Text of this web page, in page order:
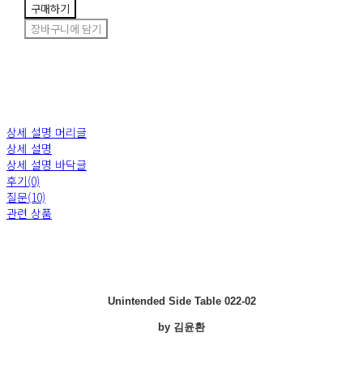
구매하기
장바구니에 담기
상세 설명 머리글
상세 설명
상세 설명 바닥글
후기(0)
질문(10)
관련 상품
Unintended Side Table 022-02
by 김윤환